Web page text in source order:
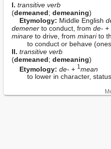
I. transitive verb
(demeaned; demeaning)
Etymology: Middle English
demener to conduct, from de- +
minare to drive, from minari to
II. transitive verb
(demeaned; demeaning)
Etymology: de- + 1 mean
to lower in character,